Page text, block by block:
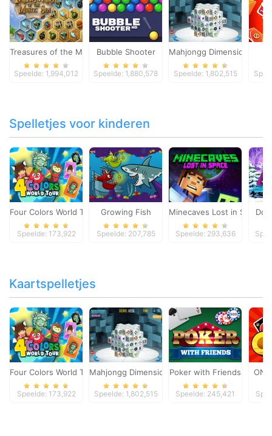
Treasures of the Mystic Sea
Speelde: 1,994,012
Bubble Shooter
Speelde: 1,880,578
Mahjongg Dimensions
Speelde: 1,802,515
Spelletjes voor kinderen
Four Colors World Tour
Speelde: 173,922
Growing Fish
Speelde: 207,785
Minecaves Lost in Space
Speelde: 293,636
Kaartspelletjes
Four Colors World Tour
Speelde: 173,922
Mahjongg Dimensions
Speelde: 1,802,515
Poker with Friends
Speelde: 245,421